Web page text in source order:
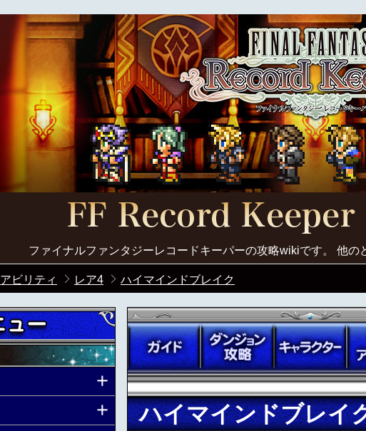
ファイナルファンタジーレコードキーパーの攻略wikiです。 他の
アビリティ レア4 ハイマインドブレイク
ハイマインドブレイ